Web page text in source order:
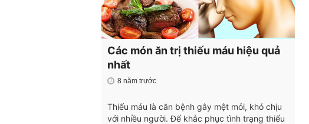
Các món ăn trị thiếu máu hiệu quả
nhất
8 năm trước
Thiếu máu là căn bệnh gây mệt mỏi, khó chịu
với nhiều người. Để khắc phục tình trạng thiếu